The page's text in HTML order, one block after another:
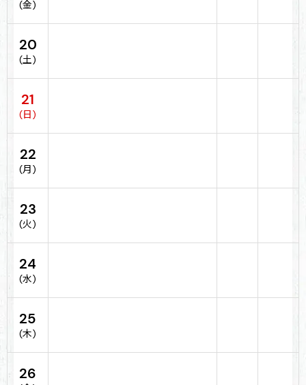
(金)
20
(土)
21
(日)
22
(月)
23
(火)
24
(水)
25
(木)
26